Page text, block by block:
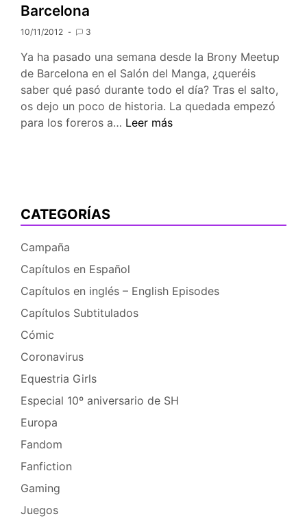
Barcelona
10/11/2012 3
Ya ha pasado una semana desde la Brony Meetup
de Barcelona en el Salón del Manga, ¿queréis
saber qué pasó durante todo el día? Tras el salto,
os dejo un poco de historia. La quedada empezó
para los foreros a… Crónica
Leer más
CATEGORÍAS
Campaña
Capítulos en Español
Capítulos en inglés – English Episodes
Capítulos Subtitulados
Cómic
Coronavirus
Equestria Girls
Especial 10º aniversario de SH
Europa
Fandom
Fanfiction
Gaming
Juegos